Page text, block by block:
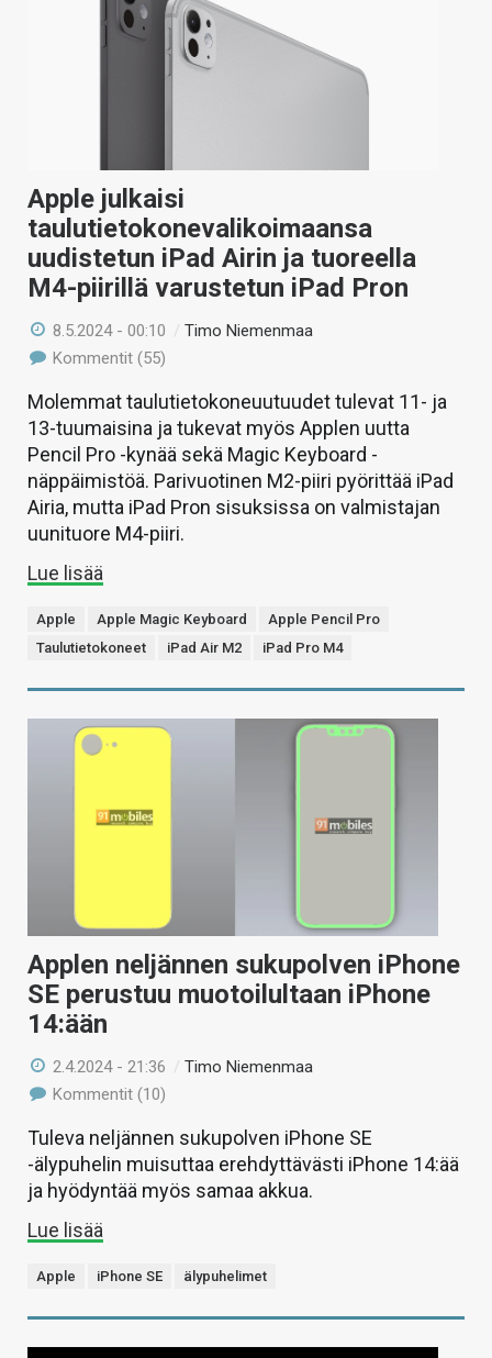
Apple julkaisi
taulutietokonevalikoimaansa
uudistetun iPad Airin ja tuoreella
M4-piirillä varustetun iPad Pron
8.5.2024 - 00:10 /Timo Niemenmaa
Kommentit (55)
Molemmat taulutietokoneuutuudet tulevat 11- ja
13-tuumaisina ja tukevat myös Applen uutta
Pencil Pro -kynää sekä Magic Keyboard -
näppäimistöä. Parivuotinen M2-piiri pyörittää iPad
Airia, mutta iPad Pron sisuksissa on valmistajan
uunituore M4-piiri.
Lue lisää
Apple Apple Magic Keyboard
Apple Pencil Pro
Taulutietokoneet
iPad Air M2 iPad Pro M4
Applen neljännen sukupolven iPhone
SE perustuu muotoilultaan iPhone
14:ään
2.4.2024 - 21:36 /Timo Niemenmaa
Kommentit (10)
Tuleva neljännen sukupolven iPhone SE
-älypuhelin muisuttaa erehdyttävästi iPhone 14:ää
ja hyödyntää myös samaa akkua.
Lue lisää
Apple iPhone SE älypuhelimet